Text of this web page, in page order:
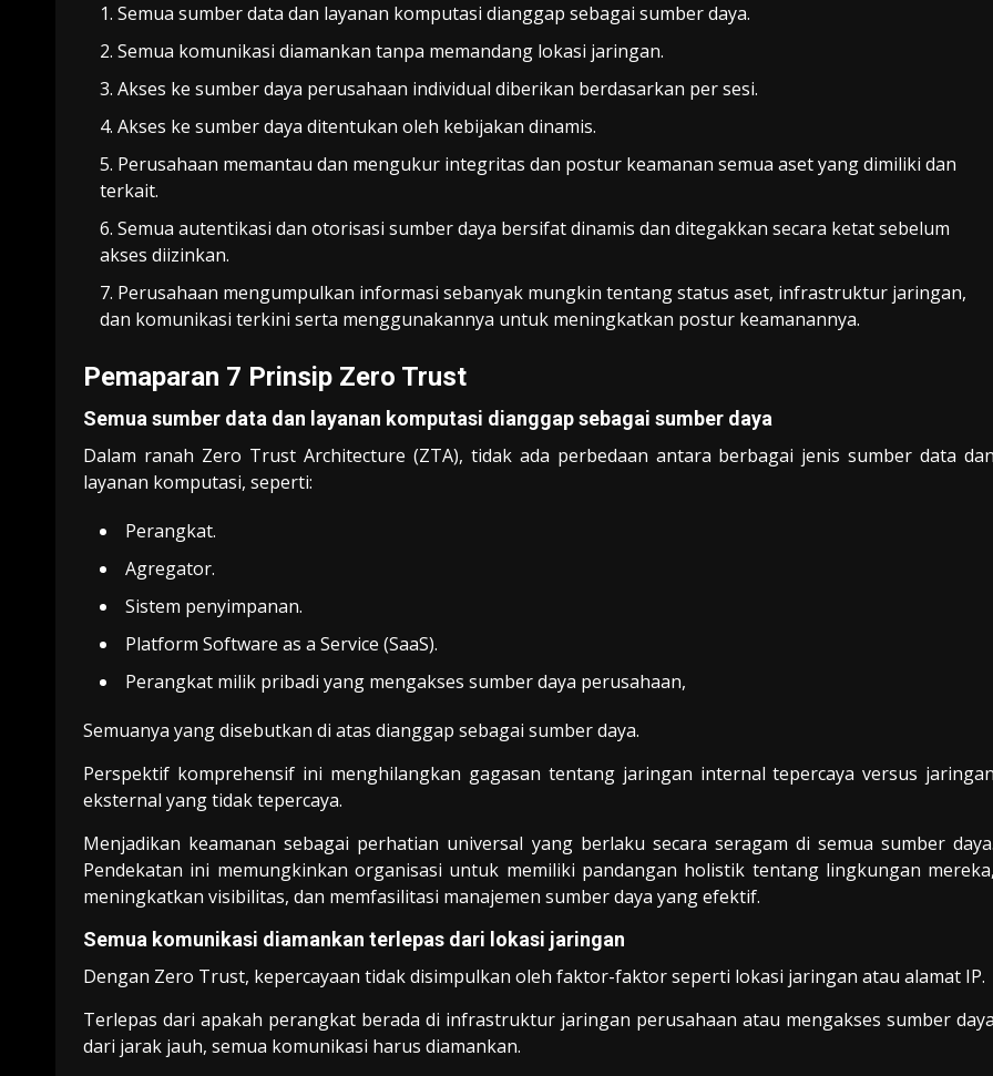
Semua sumber data dan layanan komputasi dianggap sebagai sumber daya.
Semua komunikasi diamankan tanpa memandang lokasi jaringan.
Akses ke sumber daya perusahaan individual diberikan berdasarkan per sesi.
Akses ke sumber daya ditentukan oleh kebijakan dinamis.
Perusahaan memantau dan mengukur integritas dan postur keamanan semua aset yang dimiliki dan
terkait.
Semua autentikasi dan otorisasi sumber daya bersifat dinamis dan ditegakkan secara ketat sebelum
akses diizinkan.
Perusahaan mengumpulkan informasi sebanyak mungkin tentang status aset, infrastruktur jaringan,
dan komunikasi terkini serta menggunakannya untuk meningkatkan postur keamanannya.
Pemaparan 7 Prinsip Zero Trust
Semua sumber data dan layanan komputasi dianggap sebagai sumber daya
Dalam ranah Zero Trust Architecture (ZTA), tidak ada perbedaan antara berbagai jenis sumber data dan
layanan komputasi, seperti:
Perangkat.
Agregator.
Sistem penyimpanan.
Platform Software as a Service (SaaS).
Perangkat milik pribadi yang mengakses sumber daya perusahaan,
Semuanya yang disebutkan di atas dianggap sebagai sumber daya.
Perspektif komprehensif ini menghilangkan gagasan tentang jaringan internal tepercaya versus jaringan
eksternal yang tidak tepercaya.
Menjadikan keamanan sebagai perhatian universal yang berlaku secara seragam di semua sumber daya.
Pendekatan ini memungkinkan organisasi untuk memiliki pandangan holistik tentang lingkungan mereka,
meningkatkan visibilitas, dan memfasilitasi manajemen sumber daya yang efektif.
Semua komunikasi diamankan terlepas dari lokasi jaringan
Dengan Zero Trust, kepercayaan tidak disimpulkan oleh faktor-faktor seperti lokasi jaringan atau alamat IP.
Terlepas dari apakah perangkat berada di infrastruktur jaringan perusahaan atau mengakses sumber daya
dari jarak jauh, semua komunikasi harus diamankan.